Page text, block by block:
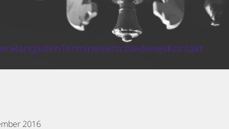
RanglistenTermineVerschiedenesKontakt
2016